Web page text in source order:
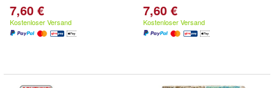
7,60 €
Kostenloser Versand
7,60 €
Kostenloser Versand